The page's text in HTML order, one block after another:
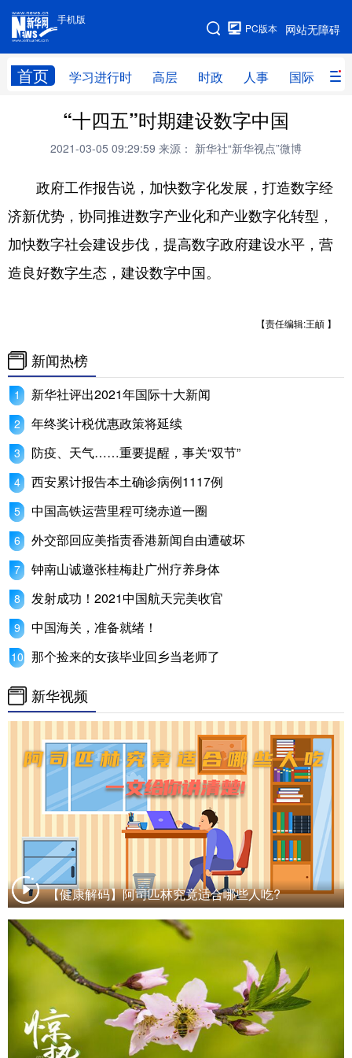
手机版
网站无障碍
PC版本
首页 学习进行时 高层 时政 人事 国际 财
手机版
网站地图
学习进行时 高层 时政
国际 财经 网评 港澳
台湾 思客智库 全球连线 教育
科技 科创 量子 体育
文化 书画 健康 军事
访谈 视频 图片
汽车
学术中国 乡村振兴 银龄 溯源中国
城市 旅游
彩票 娱乐 时尚
公益 一带一路 亚太网
文化产业
地方频道
山东 河南 湖北 湖南
广东 广西 海南 重庆
四川 贵州 云南 西藏
陕西 甘肃 青海 宁夏
新疆 内蒙古 黑龙江
多语种频道
English
Русский язык 한국어
Deutsch Português
“十四五”时期建设数字中国
2021-03-05 09:29:59 来源： 新华社“新华视点”微博
政府工作报告说，加快数字化发展，打造数字经
济新优势，协同推进数字产业化和产业数字化转型，
加快数字社会建设步伐，提高数字政府建设水平，营
造良好数字生态，建设数字中国。
【责任编辑:王頔 】
新闻热榜
新华社评出2021年国际十大新闻
年终奖计税优惠政策将延续
防疫、天气……重要提醒，事关“双节”
西安累计报告本土确诊病例1117例
中国高铁运营里程可绕赤道一圈
外交部回应美指责香港新闻自由遭破坏
钟南山诚邀张桂梅赴广州疗养身体
发射成功！2021中国航天完美收官
中国海关，准备就绪！
那个捡来的女孩毕业回乡当老师了
新华视频
【健康解码】阿司匹林究竟适合哪些人吃?